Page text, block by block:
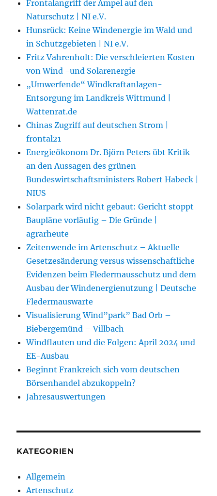
Frontalangriff der Ampel auf den
Naturschutz | NI e.V.
Hunsrück: Keine Windenergie im Wald und
in Schutzgebieten | NI e.V.
Fritz Vahrenholt: Die verschleierten Kosten
von Wind -und Solarenergie
„Umwerfende“ Windkraftanlagen-
Entsorgung im Landkreis Wittmund |
Wattenrat.de
Chinas Zugriff auf deutschen Strom |
frontal21
Energieökonom Dr. Björn Peters übt Kritik
an den Aussagen des grünen
Bundeswirtschaftsministers Robert Habeck |
NIUS
Solarpark wird nicht gebaut: Gericht stoppt
Baupläne vorläufig – Die Gründe |
agrarheute
Zeitenwende im Artenschutz – Aktuelle
Gesetzesänderung versus wissenschaftliche
Evidenzen beim Fledermausschutz und dem
Ausbau der Windenergienutzung | Deutsche
Fledermauswarte
Visualisierung Wind”park” Bad Orb –
Biebergemünd – Villbach
Windflauten und die Folgen: April 2024 und
EE-Ausbau
Beginnt Frankreich sich vom deutschen
Börsenhandel abzukoppeln?
Jahresauswertungen
KATEGORIEN
Allgemein
Artenschutz